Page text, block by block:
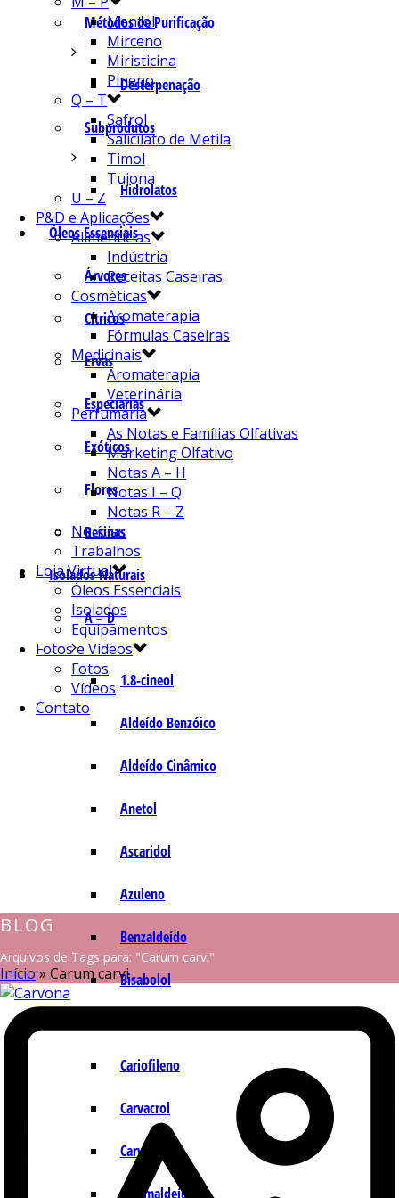
Métodos de Purificação
Desterpenação
Subprodutos
Hidrolatos
Óleos Essenciais
Árvores
Cítricos
Ervas
Especiarias
Exóticos
Flores
Resinas
Isolados Naturais
A – D
1.8-cineol
Aldeído Benzóico
Aldeído Cinâmico
Anetol
Ascaridol
Azuleno
Benzaldeído
Bisabolol
Cariofileno
Carvacrol
Carvona
Cinamaldeído
Mentol
Mirceno
Miristicina
Pineno
Q – T
Safrol
Salicilato de Metila
Timol
Tujona
U – Z
P&D e Aplicações
Alimentícias
Indústria
Receitas Caseiras
Cosméticas
Aromaterapia
Fórmulas Caseiras
Medicinais
Aromaterapia
Veterinária
Perfumaria
As Notas e Famílias Olfativas
Marketing Olfativo
Notas A – H
Notas I – Q
Notas R – Z
Notícias
Trabalhos
Loja Virtual
Óleos Essenciais
Isolados
Equipamentos
Fotos e Vídeos
Fotos
Vídeos
Contato
BLOG
Arquivos de Tags para: "Carum carvi"
Início » Carum carvi